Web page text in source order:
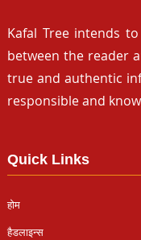
Kafal Tree intends
between the reader
true and authentic
responsible and
Quick Links
होम
हैडलाइन्स